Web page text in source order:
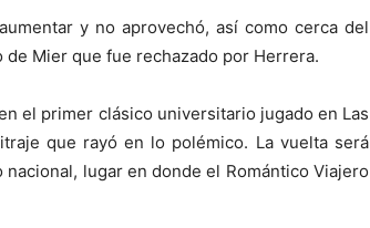
y no aprovechó, así como cerca del
Mier que fue rechazado por Herrera.
el primer clásico universitario jugado en Las
que rayó en lo polémico. La vuelta será
lugar en donde el Romántico Viajero